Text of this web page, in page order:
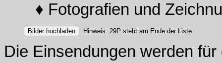
♦ Fotografien und
Hinweis: 29P steht am Ende der Liste.
Die Einsendungen werden